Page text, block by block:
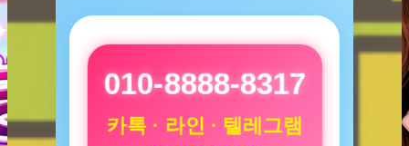
010-8888-8317
카톡 · 라인 · 텔레그램